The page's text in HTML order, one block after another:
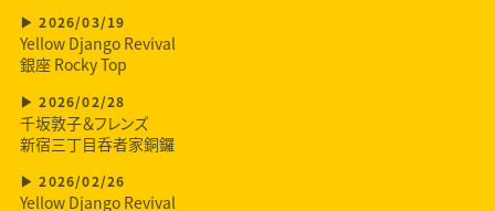
2026/03/19
Yellow Django Revival
銀座 Rocky Top
2026/02/28
千坂敦子＆フレンズ
新宿三丁目呑者家銅鑼
2026/02/26
Yellow Django Revival